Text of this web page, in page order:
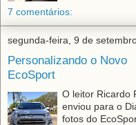
7 comentários:
segunda-feira, 9 de
Personalizando o Novo
EcoSport
O leitor Ricardo
enviou para o
fotos do